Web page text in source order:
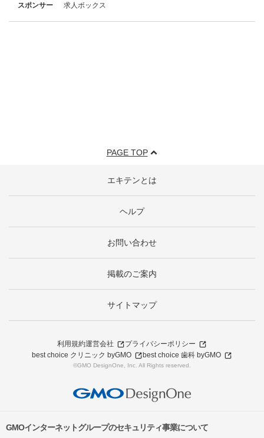
スポンサー
求人ボックス
PAGE TOP
エキテンとは
ヘルプ
お問い合わせ
掲載のご案内
サイトマップ
利用規約運営会社
プライバシーポリシー
best choice クリニック byGMO
best choice 歯科 byGMO
©GMO DesignOne, Inc. All Rights reserved.
GMOインターネットグループのセキュリティ事業について